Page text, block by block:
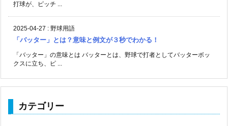
打球が、ピッチ ...
2025-04-27 : 野球用語
「バッター」とは？意味と例文が３秒でわかる！
「バッター」の意味とは バッターとは、野球で打者としてバッターボッ
クスに立ち、ピ ...
カテゴリー